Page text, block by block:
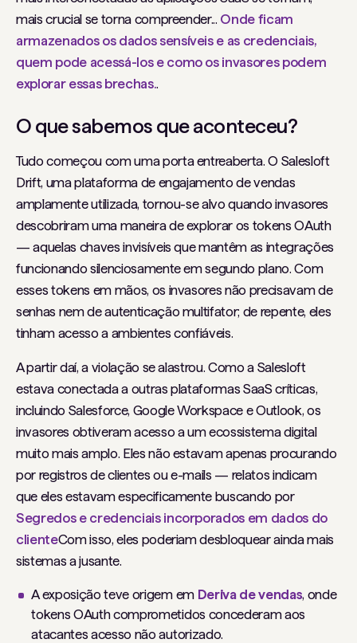
mais crucial se torna compreender... Onde ficam
armazenados os dados sensíveis e as credenciais,
quem pode acessá-los e como os invasores podem
explorar essas brechas..
O que sabemos que aconteceu?
Tudo começou com uma porta entreaberta. O Salesloft
Drift, uma plataforma de engajamento de vendas
amplamente utilizada, tornou-se alvo quando invasores
descobriram uma maneira de explorar os tokens OAuth
— aquelas chaves invisíveis que mantêm as integrações
funcionando silenciosamente em segundo plano. Com
esses tokens em mãos, os invasores não precisavam de
senhas nem de autenticação multifator; de repente, eles
tinham acesso a ambientes confiáveis.
A partir daí, a violação se alastrou. Como a Salesloft
estava conectada a outras plataformas SaaS críticas,
incluindo Salesforce, Google Workspace e Outlook, os
invasores obtiveram acesso a um ecossistema digital
muito mais amplo. Eles não estavam apenas procurando
por registros de clientes ou e-mails — relatos indicam
que eles estavam especificamente buscando por
Segredos e credenciais incorporados em dados do
clienteCom isso, eles poderiam desbloquear ainda mais
sistemas a jusante.
A exposição teve origem em Deriva de vendas, onde
tokens OAuth comprometidos concederam aos
atacantes acesso não autorizado.